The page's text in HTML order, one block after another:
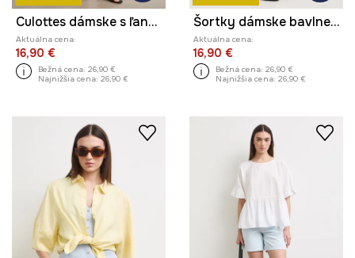
Culottes dámske s ľanom hladké
Aktuálna cena:
16,90 €
Bežná cena: 26,90 €
Najnižšia cena: 26,90 €
Šortky dámske bavlnené low waist
Aktuálna cena:
16,90 €
Bežná cena: 26,90 €
Najnižšia cena: 26,90 €